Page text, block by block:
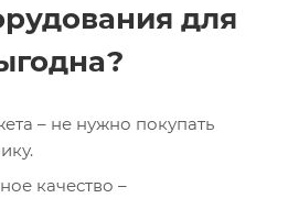
для
– не нужно покупать
качество –